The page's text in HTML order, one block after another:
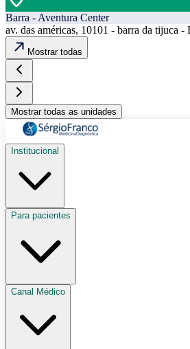
Barra - Aventura Center
av. das américas, 10101 - barra da tijuca -
Mostrar todas
Mostrar todas as unidades
Institucional
Para pacientes
Canal Médico